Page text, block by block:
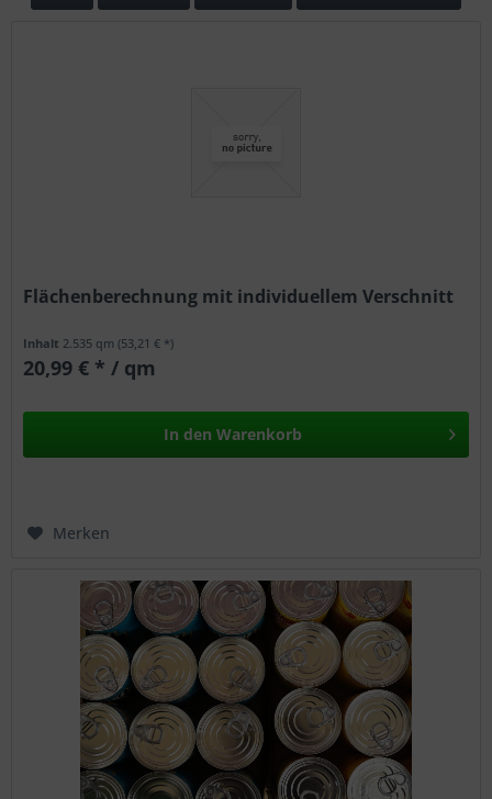
Flächenberechnung mit individuellem Verschnitt
Inhalt 2.535 qm(53,21 € *)
20,99 € * / qm
In den Warenkorb
Merken